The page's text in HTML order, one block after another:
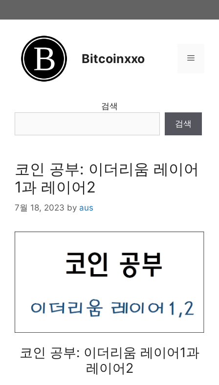
to
Bitcoinxxo Menu
검색
검색
코인 공부: 이더리움 레이어
1과 레이어2
7월 18, 2023 by aus
코인 공부: 이더리움 레이어1과
레이어2